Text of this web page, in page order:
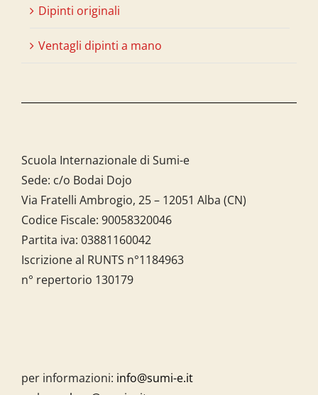
Dipinti originali
Ventagli dipinti a mano
Scuola Internazionale di Sumi-e
Sede: c/o Bodai Dojo
Via Fratelli Ambrogio, 25 – 12051 Alba (CN)
Codice Fiscale: 90058320046
Partita iva: 03881160042
Iscrizione al RUNTS n°1184963
n° repertorio 130179
per informazioni: info@sumi-e.it